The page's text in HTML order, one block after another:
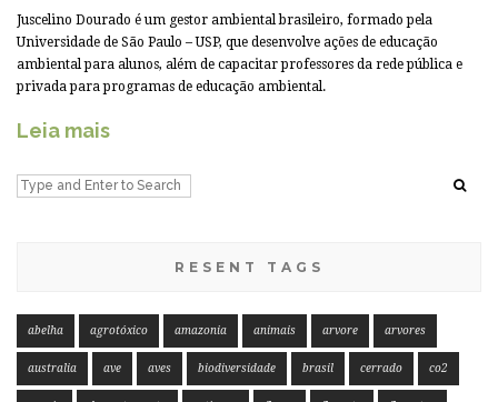
Juscelino Dourado é um gestor ambiental brasileiro, formado pela
Universidade de São Paulo – USP, que desenvolve ações de educação
ambiental para alunos, além de capacitar professores da rede pública e
privada para programas de educação ambiental.
Leia mais
RESENT TAGS
abelha agrotóxico amazonia animais arvore arvores
australia ave aves biodiversidade brasil cerrado co2